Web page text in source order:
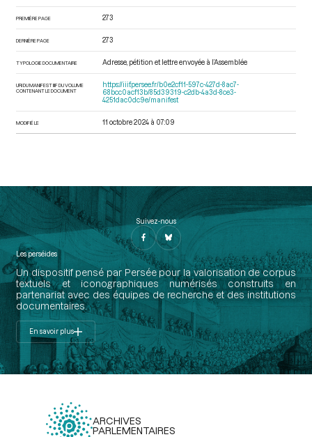
PREMIÈRE PAGE 273
DERNIÈRE PAGE 273
TYPOLOGIE DOCUMENTAIRE Adresse, pétition et lettre envoyée à l’Assemblée
URI DU MANIFEST IIIF DU VOLUME
CONTENANT LE DOCUMENT
https://iiif.persee.fr/b0e2cf11-597c-427d-8ac7-
68bcc0acf13b/85d39319-c2db-4a3d-8ce3-
4251dac0dc9e/manifest
MODIFIÉ LE 11 octobre 2024 à 07:09
Suivez-nous
Les perséides
Un dispositif pensé par Persée pour la valorisation de corpus
textuels et iconographiques numérisés construits en
partenariat avec des équipes de recherche et des institutions
documentaires.
En savoir plus
ARCHIVES
PARLEMENTAIRES